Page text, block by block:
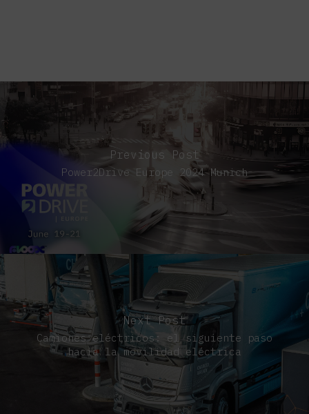
Previous Post
Power2Drive Europe 2024 Munich
Next Post
Camiones eléctricos: el siguiente paso
hacia la movilidad eléctrica